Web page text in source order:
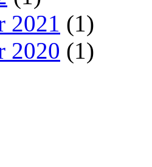
2021 (1)
2020 (1)